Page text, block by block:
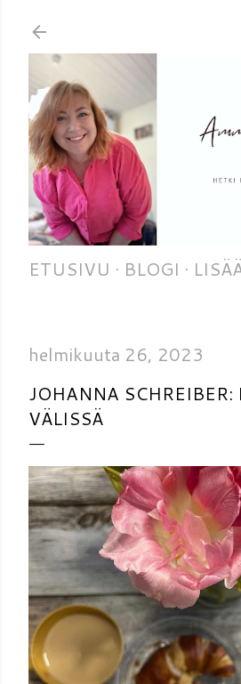
ETUSIVU BLOGI
helmikuuta 26, 2023
JOHANNA SCHREIBER:
VÄLISSÄ